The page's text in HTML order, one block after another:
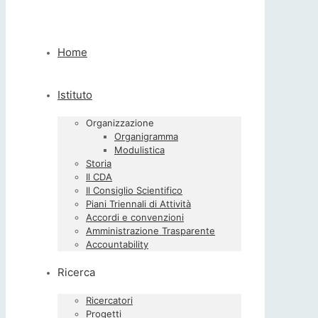
Home
Istituto
Organizzazione
Organigramma
Modulistica
Storia
Il CDA
Il Consiglio Scientifico
Piani Triennali di Attività
Accordi e convenzioni
Amministrazione Trasparente
Accountability
Ricerca
Ricercatori
Progetti